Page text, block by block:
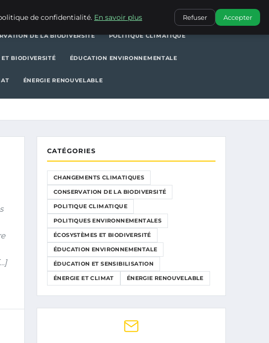
POLITIQUES ENVIRONNEMENTALES
DE LA BIODIVERSITÉ POLITIQUE CLIMATIQUE
ET BIODIVERSITÉ ÉDUCATION ENVIRONNEMENTALE
ÉNERGIE RENOUVELABLE
CATÉGORIES
CHANGEMENTS CLIMATIQUES
CONSERVATION DE LA BIODIVERSITÉ
POLITIQUE CLIMATIQUE
POLITIQUES ENVIRONNEMENTALES
ÉCOSYSTÈMES ET BIODIVERSITÉ
ÉDUCATION ENVIRONNEMENTALE
ÉDUCATION ET SENSIBILISATION
ÉNERGIE ET CLIMAT ÉNERGIE RENOUVELABLE
de confidentialité. En savoir plus Refuser Accepter